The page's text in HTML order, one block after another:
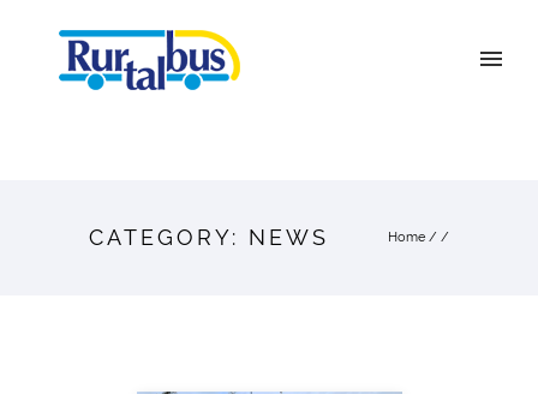
CATEGORY: NEWS Home / /